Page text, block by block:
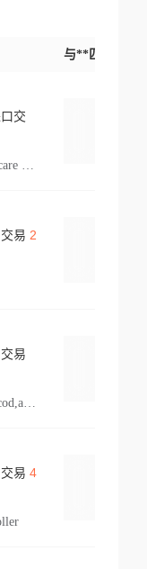
与**匹配交易
交
易 2
易
vehicle,pl 2,arts,home decor,cod,amusement ride,sea
易 4